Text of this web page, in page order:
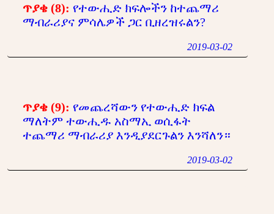
ጥያቄ (8): የተውሒድ ክፍሎችን ከተጨማሪ
ማብራሪያና ምሳሌዎች ጋር ቢዘረዝሩልን?
2019-03-02
ጥያቄ (9): የመጨረሻውን የተውሒድ ክፍል
ማለትም ተውሒዱ አስማኢ ወሲፋት
ተጨማሪ ማብራሪያ እንዲያደርጉልን እንሻለን።
2019-03-02